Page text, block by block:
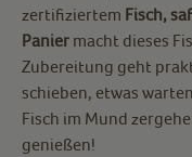
zertifiziertem Fisch,
Panier macht dieses
Zubereitung geht
schieben, etwas
Fisch im Mund
genießen!